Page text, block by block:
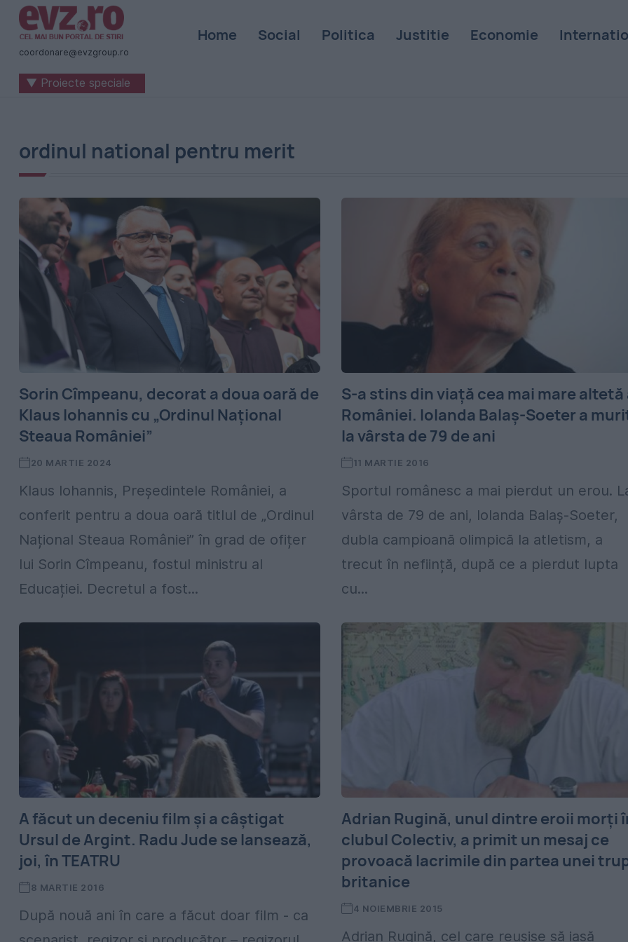
Știri
naționale
internaționale
România
-
coordonare@evzgroup.ro
Home Social Politica Justitie Economie
▼ Proiecte speciale
ordinul national pentru merit
Sorin Cîmpeanu, decorat a doua oară de
Klaus Iohannis cu „Ordinul Național
Steaua României”
20 MARTIE 2024
Klaus Iohannis, Președintele României, a
conferit pentru a doua oară titlul de „Ordinul
Național Steaua României” în grad de ofițer
lui Sorin Cîmpeanu, fostul ministru al
Educației. Decretul a fost...
S-a stins din viață cea mai mare altetă
României. Iolanda Balaş-Soeter a
la vârsta de 79 de ani
11 MARTIE 2016
Sportul românesc a mai pierdut un erou.
vârsta de 79 de ani, Iolanda Balaş-Soeter,
dubla campioană olimpică la atletism, a
trecut în neființă, după ce a pierdut lupta
cu...
A făcut un deceniu film și a câștigat
Ursul de Argint. Radu Jude se lansează,
joi, în TEATRU
8 MARTIE 2016
După nouă ani în care a făcut doar film - ca
Adrian Rugină, unul dintre eroii morţi
clubul Colectiv, a primit un mesaj ce
provoacă lacrimile din partea unei
britanice
4 NOIEMBRIE 2015
Adrian Rugină, cel care reușise să iasă